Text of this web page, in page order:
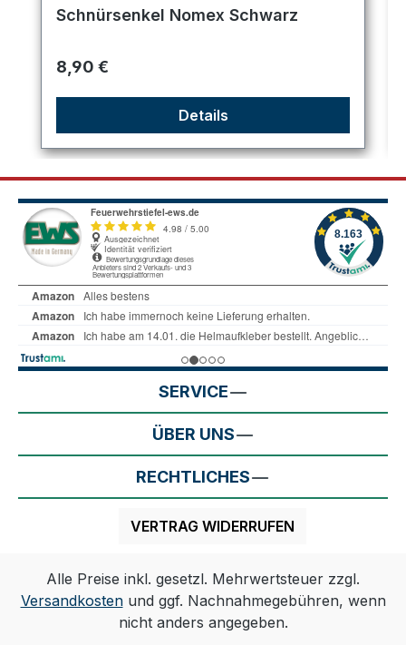
Schnürsenkel Nomex Schwarz
Regulärer Preis:
8,90 €
Details
SERVICE
ÜBER UNS
RECHTLICHES
VERTRAG WIDERRUFEN
Alle Preise inkl. gesetzl. Mehrwertsteuer zzgl.
Versandkostenund ggf. Nachnahmegebühren, wenn
nicht anders angegeben.